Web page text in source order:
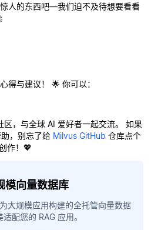
人的东西吧—我们迫不及待想要看看
得与建议！ 🌟 你可以：
区，与全球 AI 爱好者一起交流。 如果
，别忘了给 Milvus GitHub 仓库点个
作！💖
模向量数据库
大规模应用构建的全托管向量数据
配您的 RAG 应用。